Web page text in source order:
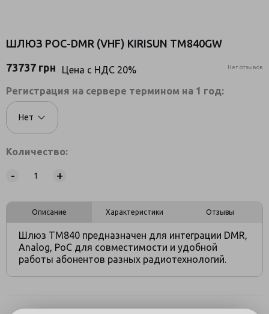
ШЛЮЗ POC-DMR (VHF) KIRISUN TM840GW
73737 грн Цена c НДС 20% Нет отзывов
Регистрация на сервере термином на 1 год:
Нет
Количество:
- +
Описание Характеристики Отзывы
Шлюз TM840 предназначен для интеграции DMR,
Analog, PoC для совместимости и удобной
работы абонентов разных радиотехнологий.